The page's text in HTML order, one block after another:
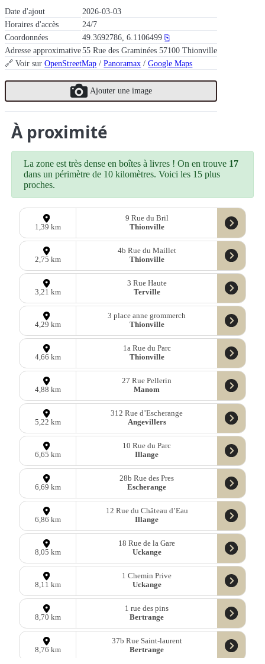
Date d'ajout
2026-03-03
Horaires d'accès
24/7
Coordonnées
49.3692786, 6.1106499 ⎘
Adresse approximative55 Rue des Graminées 57100 Thionville
🔗 Voir surOpenStreetMap /Panoramax /Google Maps
Ajouter une image
À proximité
La zone est très dense en boîtes à livres ! On en trouve 17
dans un périmètre de 10 kilomètres. Voici les 15 plus
proches.
1,39 km
9 Rue du Bril
Thionville
2,75 km
4b Rue du Maillet
Thionville
3,21 km
3 Rue Haute
Terville
4,29 km
3 place anne grommerch
Thionville
4,66 km
1a Rue du Parc
Thionville
4,88 km
27 Rue Pellerin
Manom
5,22 km
312 Rue d’Escherange
Angevillers
6,65 km
10 Rue du Parc
Illange
6,69 km
28b Rue des Pres
Escherange
6,86 km
12 Rue du Château d’Eau
Illange
8,05 km
18 Rue de la Gare
Uckange
8,11 km
1 Chemin Prive
Uckange
8,70 km
1 rue des pins
Bertrange
8,76 km
37b Rue Saint-laurent
Bertrange